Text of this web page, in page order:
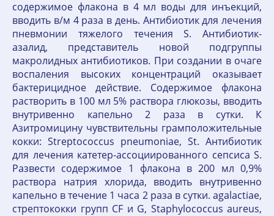
содержимое флакона в 4 мл воды для инъекций,
вводить в/м 4 раза в день. Антибиотик для лечения
пневмонии тяжелого течения S. Антибиотик-
азалид, представитель новой подгруппы
макролидных антибиотиков. При создании в очаге
воспаления высоких концентраций оказывает
бактерицидное действие. Содержимое флакона
растворить в 100 мл 5% раствора глюкозы, вводить
внутривенно капельно 2 раза в сутки. К
Азитромицину чувствительны грамположительные
кокки: Streptococcus pneumoniae, St. Антибиотик
для лечения катетер-ассоциированного сепсиса S.
Развести содержимое 1 флакона в 200 мл 0,9%
раствора натрия хлорида, вводить внутривенно
капельно в течение 1 часа 2 раза в сутки. agalactiae,
стрептококки групп CF и G, Staphylococcus aureus,